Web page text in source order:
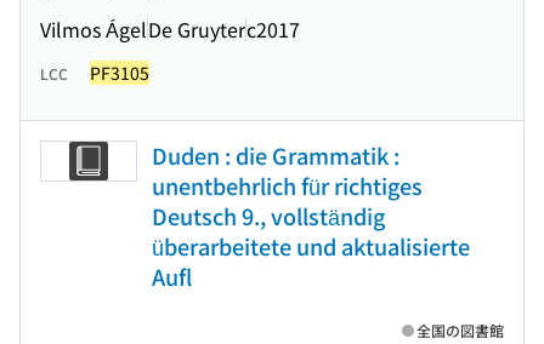
Vilmos ÁgelDe Gruyterc2017
LCC PF3105
Duden : die Grammatik :
unentbehrlich für richtiges
Deutsch 9., vollständig
überarbeitete und aktualisierte
Aufl
全国の図書館